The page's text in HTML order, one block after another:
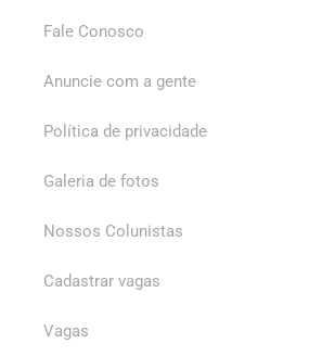
Fale Conosco
Anuncie com a gente
Política de privacidade
Galeria de fotos
Nossos Colunistas
Cadastrar vagas
Vagas